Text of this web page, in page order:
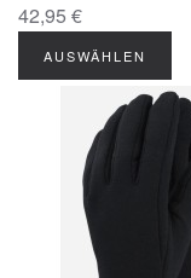
42,95 €
AUSWÄHLEN